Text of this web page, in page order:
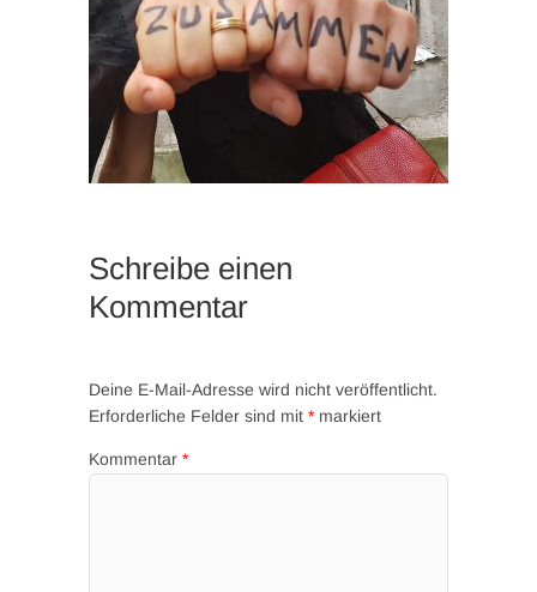
Schreibe einen
Kommentar
Deine E-Mail-Adresse wird nicht veröffentlicht.
Erforderliche Felder sind mit * markiert
Kommentar *